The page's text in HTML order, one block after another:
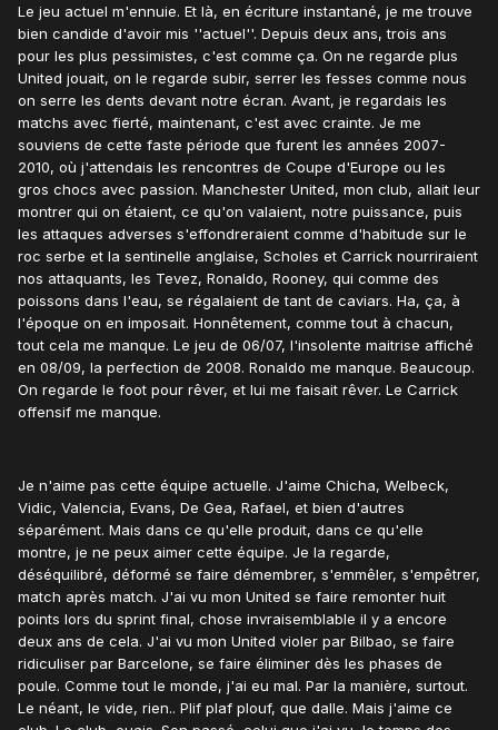
Le jeu actuel m'ennuie. Et là, en écriture instantané, je me trouve
bien candide d'avoir mis ''actuel''. Depuis deux ans, trois ans
pour les plus pessimistes, c'est comme ça. On ne regarde plus
United jouait, on le regarde subir, serrer les fesses comme nous
on serre les dents devant notre écran. Avant, je regardais les
matchs avec fierté, maintenant, c'est avec crainte. Je me
souviens de cette faste période que furent les années 2007-
2010, où j'attendais les rencontres de Coupe d'Europe ou les
gros chocs avec passion. Manchester United, mon club, allait leur
montrer qui on étaient, ce qu'on valaient, notre puissance, puis
les attaques adverses s'effondreraient comme d'habitude sur le
roc serbe et la sentinelle anglaise, Scholes et Carrick nourriraient
nos attaquants, les Tevez, Ronaldo, Rooney, qui comme des
poissons dans l'eau, se régalaient de tant de caviars. Ha, ça, à
l'époque on en imposait. Honnêtement, comme tout à chacun,
tout cela me manque. Le jeu de 06/07, l'insolente maitrise affiché
en 08/09, la perfection de 2008. Ronaldo me manque. Beaucoup.
On regarde le foot pour rêver, et lui me faisait rêver. Le Carrick
offensif me manque.
Je n'aime pas cette équipe actuelle. J'aime Chicha, Welbeck,
Vidic, Valencia, Evans, De Gea, Rafael, et bien d'autres
séparément. Mais dans ce qu'elle produit, dans ce qu'elle
montre, je ne peux aimer cette équipe. Je la regarde,
déséquilibré, déformé se faire démembrer, s'emmêler, s'empêtrer,
match après match. J'ai vu mon United se faire remonter huit
points lors du sprint final, chose invraisemblable il y a encore
deux ans de cela. J'ai vu mon United violer par Bilbao, se faire
ridiculiser par Barcelone, se faire éliminer dès les phases de
poule. Comme tout le monde, j'ai eu mal. Par la manière, surtout.
Le néant, le vide, rien.. Plif plaf plouf, que dalle. Mais j'aime ce